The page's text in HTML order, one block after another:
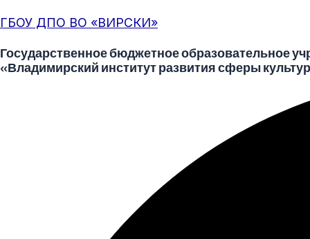
к
содержимому
ГБОУ ДПО ВО «ВИРСКИ»
Государственное бюджетное образовательное
«Владимирский институт развития сферы
navigation